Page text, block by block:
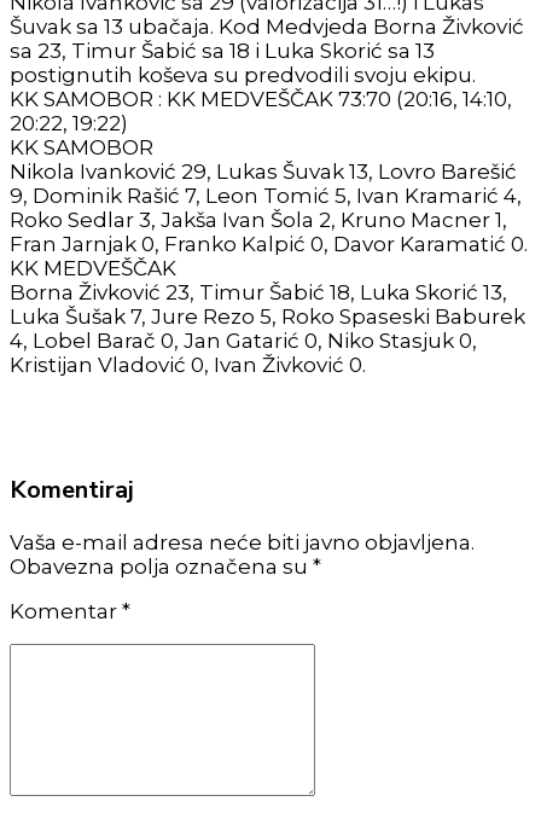
Šuvak sa 13 ubačaja. Kod Medvjeda Borna Živković
sa 23, Timur Šabić sa 18 i Luka Skorić sa 13
postignutih koševa su predvodili svoju ekipu.
KK SAMOBOR : KK MEDVEŠČAK 73:70 (20:16, 14:10,
20:22, 19:22)
KK SAMOBOR
Nikola Ivanković 29, Lukas Šuvak 13, Lovro Barešić
9, Dominik Rašić 7, Leon Tomić 5, Ivan Kramarić 4,
Roko Sedlar 3, Jakša Ivan Šola 2, Kruno Macner 1,
Fran Jarnjak 0, Franko Kalpić 0, Davor Karamatić 0.
KK MEDVEŠČAK
Borna Živković 23, Timur Šabić 18, Luka Skorić 13,
Luka Šušak 7, Jure Rezo 5, Roko Spaseski Baburek
4, Lobel Barač 0, Jan Gatarić 0, Niko Stasjuk 0,
Kristijan Vladović 0, Ivan Živković 0.
Komentiraj
Vaša e-mail adresa neće biti javno objavljena.
Obavezna polja označena su *
Komentar *